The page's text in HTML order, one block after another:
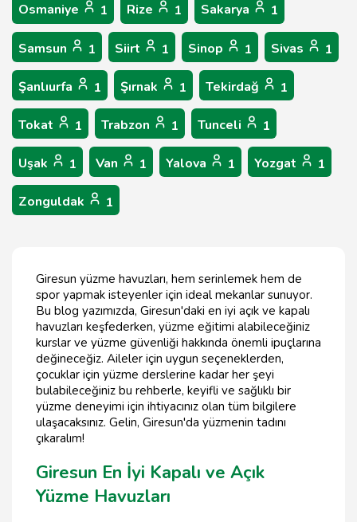
Osmaniye 1 Rize 1 Sakarya 1
Samsun 1 Siirt 1 Sinop 1 Sivas 1
Şanlıurfa 1 Şırnak 1 Tekirdağ 1
Tokat 1 Trabzon 1 Tunceli 1
Uşak 1 Van 1 Yalova 1 Yozgat 1
Zonguldak 1
Giresun yüzme havuzları, hem serinlemek hem de
spor yapmak isteyenler için ideal mekanlar sunuyor.
Bu blog yazımızda, Giresun'daki en iyi açık ve kapalı
havuzları keşfederken, yüzme eğitimi alabileceğiniz
kurslar ve yüzme güvenliği hakkında önemli ipuçlarına
değineceğiz. Aileler için uygun seçeneklerden,
çocuklar için yüzme derslerine kadar her şeyi
bulabileceğiniz bu rehberle, keyifli ve sağlıklı bir
yüzme deneyimi için ihtiyacınız olan tüm bilgilere
ulaşacaksınız. Gelin, Giresun'da yüzmenin tadını
çıkaralım!
Giresun En İyi Kapalı ve Açık
Yüzme Havuzları